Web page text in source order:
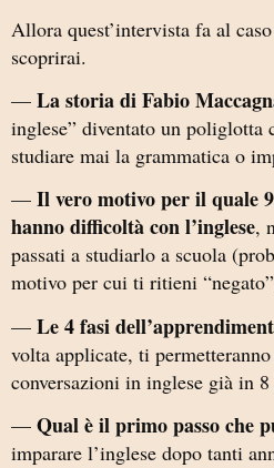
Allora quest’intervista fa al
scoprirai.
— La storia di Fabio
inglese” diventato un poliglotta
studiare mai la grammatica o
— Il vero motivo per il quale
hanno difficoltà con l’inglese,
passati a studiarlo a scuola
motivo per cui ti ritieni
— Le 4 fasi
volta applicate, ti
conversazioni in inglese già in
— Qual è il primo passo che
imparare l’inglese dopo tanti